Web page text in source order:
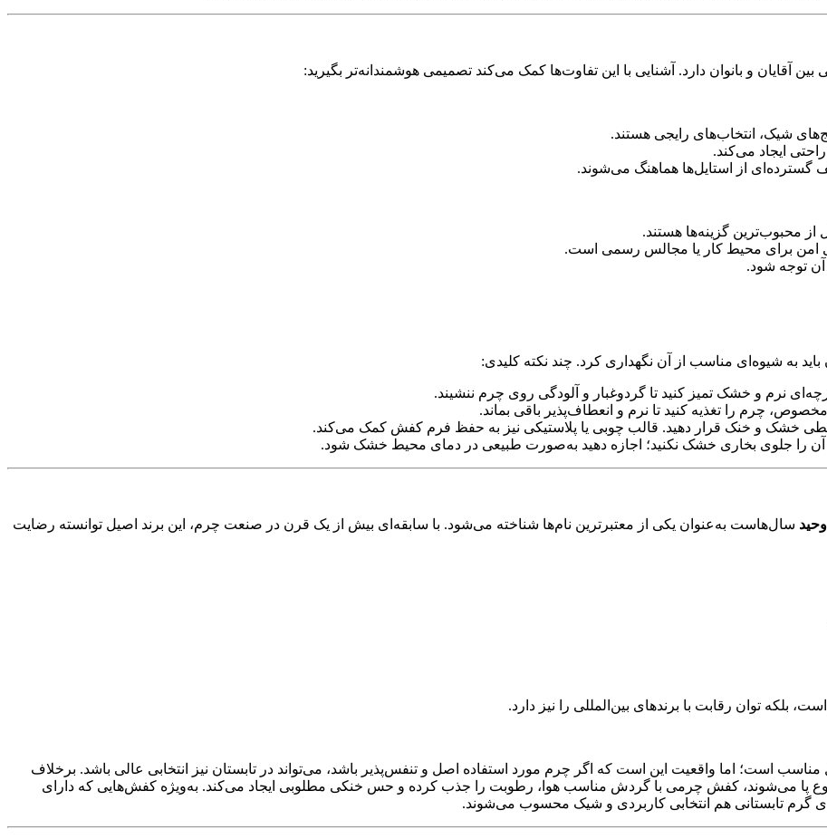
آقایان و بانوان دارد. آشنایی با این تفاوت‌ها کمک می‌کند تصمیمی هوشمندانه‌تر بگیرید:
شیک، انتخاب‌های رایجی هستند.
گسترده‌ای از استایل‌ها هماهنگ می‌شوند.
محبوب‌ترین گزینه‌ها هستند.
امن برای محیط کار یا مجالس رسمی است.
توجه شود.
به شیوه‌ای مناسب از آن نگهداری کرد. چند نکته کلیدی:
نرم و خشک تمیز کنید تا گردوغبار و آلودگی روی چرم ننشیند.
چرم را تغذیه کنید تا نرم و انعطاف‌پذیر باقی بماند.
خشک و خنک قرار دهید. قالب چوبی یا پلاستیکی نیز به حفظ فرم کفش کمک می‌کند.
را جلوی بخاری خشک نکنید؛ اجازه دهید به‌صورت طبیعی در دمای محیط خشک شود.
سال‌هاست به‌عنوان یکی از معتبرترین نام‌ها شناخته می‌شود. با سابقه‌ای بیش از یک قرن در صنعت چرم، این برند اصیل توانسته رضایت
بلکه توان رقابت با برندهای بین‌المللی را نیز دارد.
است؛ اما واقعیت این است که اگر چرم مورد استفاده اصل و تنفس‌پذیر باشد، می‌تواند در تابستان نیز انتخابی عالی باشد. برخلاف
پا می‌شوند، کفش چرمی با گردش مناسب هوا، رطوبت را جذب کرده و حس خنکی مطلوبی ایجاد می‌کند. به‌ویژه کفش‌هایی که دارای
گرم تابستانی هم انتخابی کاربردی و شیک محسوب می‌شوند.